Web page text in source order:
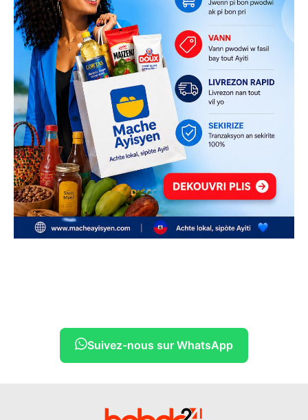
Suivez-nous sur WhatsApp